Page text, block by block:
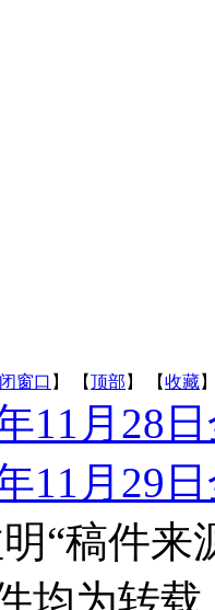
窗口 】 【顶部 】 【收藏
11月28
11月29
“稿件来